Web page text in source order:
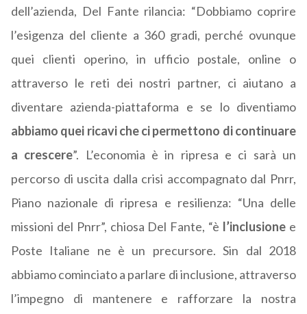
dell’azienda, Del Fante rilancia: “Dobbiamo coprire
l’esigenza del cliente a 360 gradi, perché ovunque
quei clienti operino, in ufficio postale, online o
attraverso le reti dei nostri partner, ci aiutano a
diventare azienda-piattaforma e se lo diventiamo
abbiamo quei ricavi che ci permettono di continuare
a crescere”. L’economia è in ripresa e ci sarà un
percorso di uscita dalla crisi accompagnato dal Pnrr,
Piano nazionale di ripresa e resilienza: “Una delle
missioni del Pnrr”, chiosa Del Fante, “è l’inclusione e
Poste Italiane ne è un precursore. Sin dal 2018
abbiamo cominciato a parlare di inclusione, attraverso
l’impegno di mantenere e rafforzare la nostra